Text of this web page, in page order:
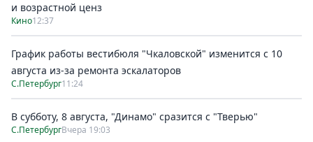
и возрастной ценз
Кино12:37
График работы вестибюля "Чкаловской" изменится с 10
августа из-за ремонта эскалаторов
С.Петербург11:24
В субботу, 8 августа, "Динамо" сразится с "Тверью"
С.ПетербургВчера 19:03